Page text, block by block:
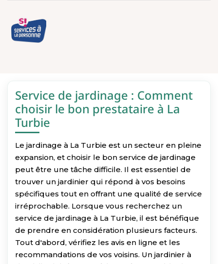
Service de jardinage : Comment
choisir le bon prestataire à La
Turbie
Le jardinage à La Turbie est un secteur en pleine
expansion, et choisir le bon service de jardinage
peut être une tâche difficile. Il est essentiel de
trouver un jardinier qui répond à vos besoins
spécifiques tout en offrant une qualité de service
irréprochable. Lorsque vous recherchez un
service de jardinage à La Turbie, il est bénéfique
de prendre en considération plusieurs facteurs.
Tout d'abord, vérifiez les avis en ligne et les
recommandations de vos voisins. Un jardinier à